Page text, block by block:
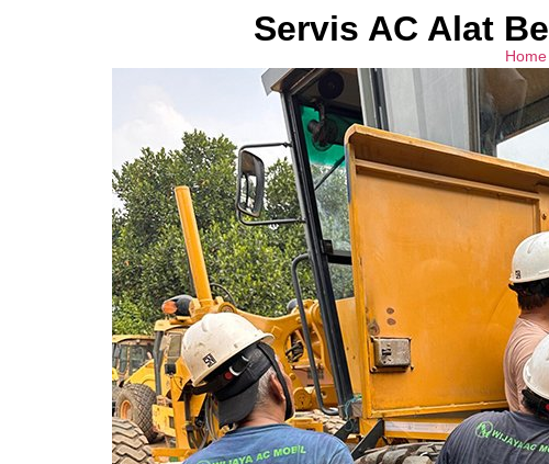
Servis AC Alat
Home